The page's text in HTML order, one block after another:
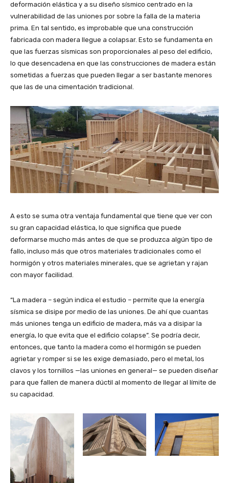
deformación elástica y a su diseño sísmico centrado en la
vulnerabilidad de las uniones por sobre la falla de la materia
prima. En tal sentido, es improbable que una construcción
fabricada con madera llegue a colapsar. Esto se fundamenta en
que las fuerzas sísmicas son proporcionales al peso del edificio,
lo que desencadena en que las construcciones de madera están
sometidas a fuerzas que pueden llegar a ser bastante menores
que las de una cimentación tradicional.
A esto se suma otra ventaja fundamental que tiene que ver con
su gran capacidad elástica, lo que significa que puede
deformarse mucho más antes de que se produzca algún tipo de
fallo, incluso más que otros materiales tradicionales como el
hormigón y otros materiales minerales, que se agrietan y rajan
con mayor facilidad.
“La madera – según indica el estudio – permite que la energía
sísmica se disipe por medio de las uniones. De ahí que cuantas
más uniones tenga un edificio de madera, más va a disipar la
energía, lo que evita que el edificio colapse”. Se podría decir,
entonces, que tanto la madera como el hormigón se pueden
agrietar y romper si se les exige demasiado, pero el metal, los
clavos y los tornillos —las uniones en general— se pueden diseñar
para que fallen de manera dúctil al momento de llegar al límite de
su capacidad.